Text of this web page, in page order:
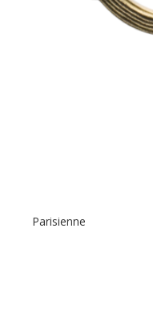
Parisienne